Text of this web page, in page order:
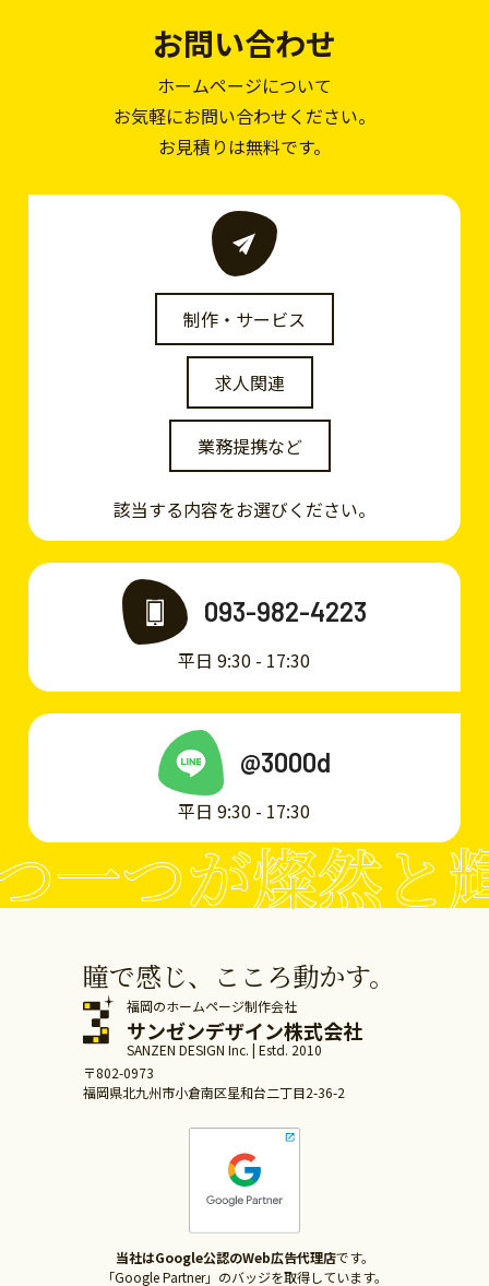
お問い合わせ
ホームページについて
お気軽にお問い合わせください。
お見積りは無料です。
制作・サービス
求人関連
業務提携など
該当する内容をお選びください。
093-982-4223
平日 9:30 - 17:30
@3000d
平日 9:30 - 17:30
一つが燦然と
瞳で感じ、こころ動かす。
福岡のホームページ制作会社
サンゼンデザイン株式会社
SANZEN DESIGN Inc. | Estd. 2010
〒802-0973
福岡県北九州市小倉南区星和台二丁目2-36-2
当社はGoogle公認のWeb広告代理店です。
「Google Partner」のバッジを取得しています。